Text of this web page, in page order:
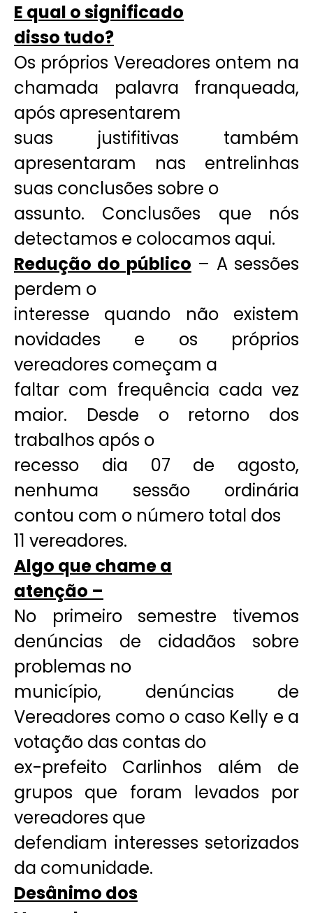
E qual o significado
disso tudo?
Os próprios Vereadores ontem na
chamada palavra franqueada,
após apresentarem
suas justifitivas também
apresentaram nas entrelinhas
suas conclusões sobre o
assunto. Conclusões que nós
detectamos e colocamos aqui.
Redução do público – A sessões
perdem o
interesse quando não existem
novidades e os próprios
vereadores começam a
faltar com frequência cada vez
maior. Desde o retorno dos
trabalhos após o
recesso dia 07 de agosto,
nenhuma sessão ordinária
contou com o número total dos
11 vereadores.
Algo que chame a
atenção –
No primeiro semestre tivemos
denúncias de cidadãos sobre
problemas no
município, denúncias de
Vereadores como o caso Kelly e a
votação das contas do
ex-prefeito Carlinhos além de
grupos que foram levados por
vereadores que
defendiam interesses setorizados
da comunidade.
Desânimo dos